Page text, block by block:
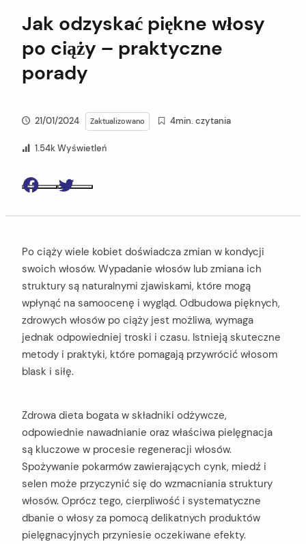
Jak odzyskać piękne włosy
po ciąży – praktyczne
porady
21/01/2024 Zaktualizowano 4min. czytania
1.54k Wyświetleń
Facebook
Po ciąży wiele kobiet doświadcza zmian w kondycji
swoich włosów. Wypadanie włosów lub zmiana ich
struktury są naturalnymi zjawiskami, które mogą
wpłynąć na samoocenę i wygląd. Odbudowa pięknych,
zdrowych włosów po ciąży jest możliwa, wymaga
jednak odpowiedniej troski i czasu. Istnieją skuteczne
metody i praktyki, które pomagają przywrócić włosom
blask i siłę.
Zdrowa dieta bogata w składniki odżywcze,
odpowiednie nawadnianie oraz właściwa pielęgnacja
są kluczowe w procesie regeneracji włosów.
Spożywanie pokarmów zawierających cynk, miedź i
selen może przyczynić się do wzmacniania struktury
włosów. Oprócz tego, cierpliwość i systematyczne
dbanie o włosy za pomocą delikatnych produktów
pielęgnacyjnych przyniesie oczekiwane efekty.